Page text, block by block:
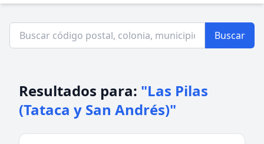
Buscar
Resultados para: "Las Pilas
(Tataca y San Andrés)"